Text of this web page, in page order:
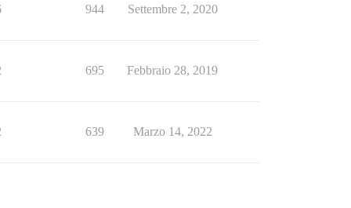
944 Settembre 2, 2020
695 Febbraio 28, 2019
639 Marzo 14, 2022